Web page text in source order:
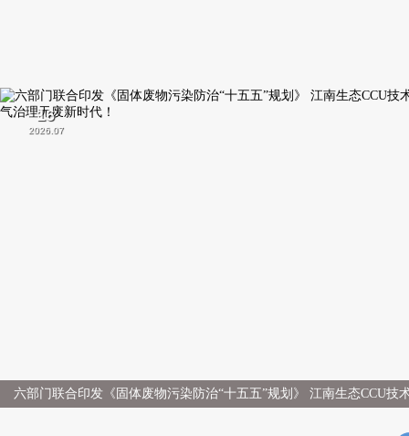
六部门联合印发《固体废物污染防治“十五五”规划》 江南生态CCU技术开辟烟气治理无废新时代！ 国务院印发《“十五五”碳达峰行动方案》